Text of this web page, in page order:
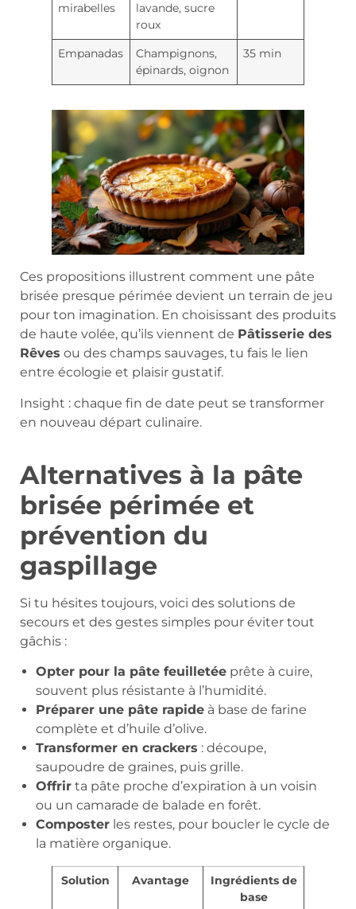
mirabelles
lavande, sucre
roux
Empanadas
Champignons,
épinards, oignon
35 min
Ces propositions illustrent comment une pâte
brisée presque périmée devient un terrain de jeu
pour ton imagination. En choisissant des produits
de haute volée, qu’ils viennent de Pâtisserie des
Rêves ou des champs sauvages, tu fais le lien
entre écologie et plaisir gustatif.
Insight : chaque fin de date peut se transformer
en nouveau départ culinaire.
Alternatives à la pâte
brisée périmée et
prévention du
gaspillage
Si tu hésites toujours, voici des solutions de
secours et des gestes simples pour éviter tout
gâchis :
Opter pour la pâte feuilletée prête à cuire,
souvent plus résistante à l’humidité.
Préparer une pâte rapide à base de farine
complète et d’huile d’olive.
Transformer en crackers : découpe,
saupoudre de graines, puis grille.
Offrir ta pâte proche d’expiration à un voisin
ou un camarade de balade en forêt.
Composter les restes, pour boucler le cycle de
la matière organique.
Solution Avantage
Ingrédients de
base